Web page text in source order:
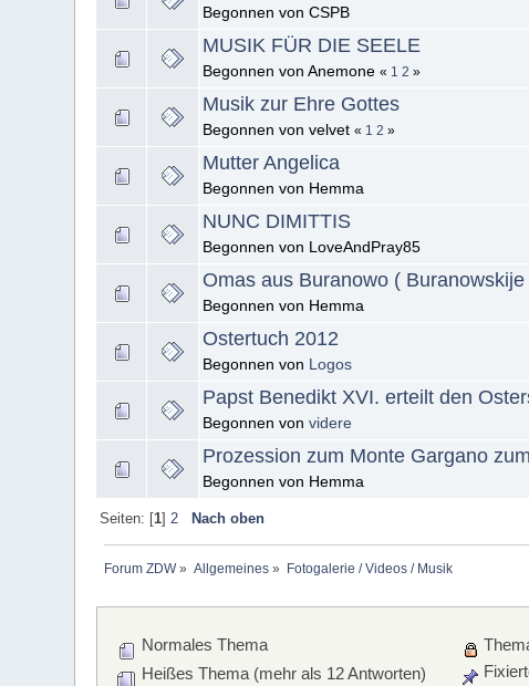
Begonnen von CSPB
MUSIK FÜR DIE SEELE
Begonnen von Anemone« 1 2 »
Musik zur Ehre Gottes
Begonnen von velvet« 1 2 »
Mutter Angelica
Begonnen von Hemma
NUNC DIMITTIS
Begonnen von LoveAndPray85
Omas aus Buranowo (
Begonnen von Hemma
Ostertuch 2012
Begonnen von Logos
Papst Benedikt XVI. erteilt den
Begonnen vonvidere
Prozession zum Monte Gargano
Begonnen von Hemma
Seiten: [1] 2 Nach oben
Forum ZDW» Allgemeines» Fotogalerie / Videos / Musik
Normales Thema
Heißes Thema (mehr als 12 Antworten)